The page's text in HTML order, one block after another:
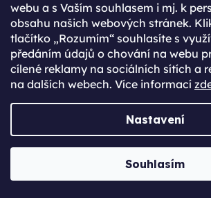
webu a s Vaším souhlasem i mj. k
obsahu našich webových stránek.
tlačítko „Rozumím“ souhlasíte s
předáním údajů o chování na webu
cílené reklamy na sociálních sítích a
na dalších webech. Více informací
Nastavení
Souhlasím
90 % spokojení zákazníci
hodnocení
maximální spokojenost